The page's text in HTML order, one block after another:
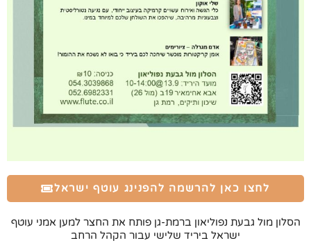
לחצו כאן להרשמה להפנינג עוטף ישראל
הסלון מול גבעת נפוליאון ברמת-גן פותח את החצר למען אמני עוטף
ישראל ביריד שלישי עבור הקהל הרחב